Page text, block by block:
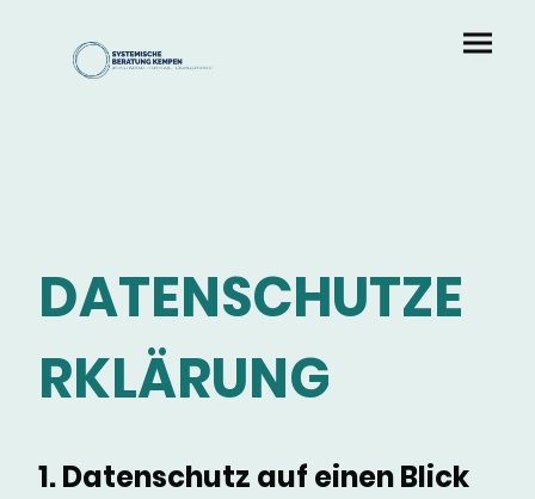
DATENSCHUTZE
RKLÄRUNG
1. Datenschutz auf einen Blick